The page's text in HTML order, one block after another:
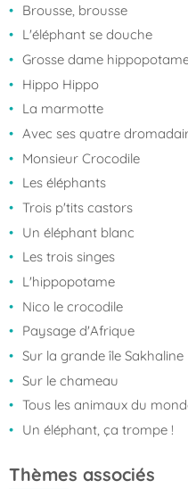
Brousse, brousse
L'éléphant se douche
Grosse dame
Hippo Hippo
La marmotte
Avec ses quatre
Monsieur Crocodile
Les éléphants
Trois p'tits castors
Un éléphant blanc
Les trois singes
L'hippopotame
Nico le crocodile
Paysage d'Afrique
Sur la grande île Sakhaline
Sur le chameau
Tous les animaux du
Un éléphant, ça trompe !
Thèmes associés